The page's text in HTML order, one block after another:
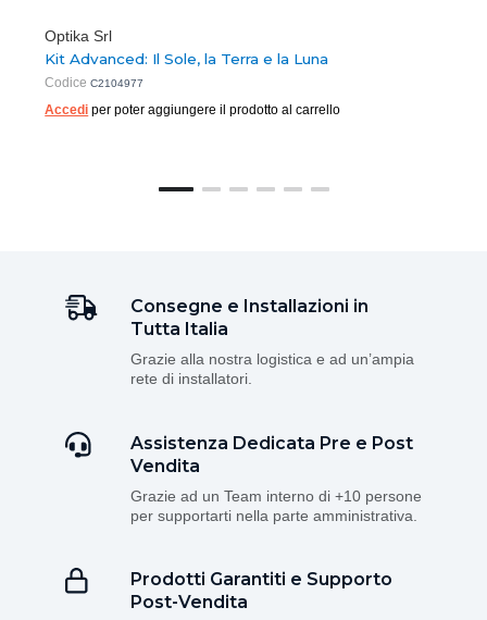
Optika Srl
Kit Advanced: Il Sole, la Terra e la Luna
Codice C2104977
Accedi per poter aggiungere il prodotto al carrello
Consegne e Installazioni in
Tutta Italia
Grazie alla nostra logistica e ad un’ampia
rete di installatori.
Assistenza Dedicata Pre e Post
Vendita
Grazie ad un Team interno di +10 persone
per supportarti nella parte amministrativa.
Prodotti Garantiti e Supporto
Post-Vendita